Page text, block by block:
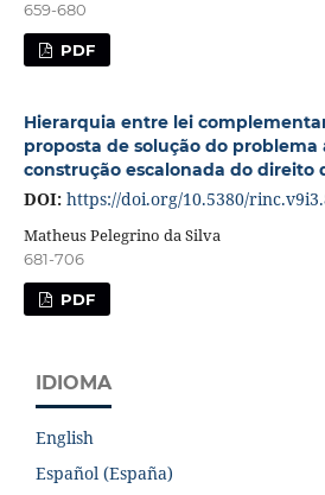
659-680
PDF
Hierarquia entre lei
proposta de solução do
construção escalonada do direito
DOI: https://doi.org/10.5380/
Matheus Pelegrino da Silva
681-706
PDF
IDIOMA
English
Español (España)